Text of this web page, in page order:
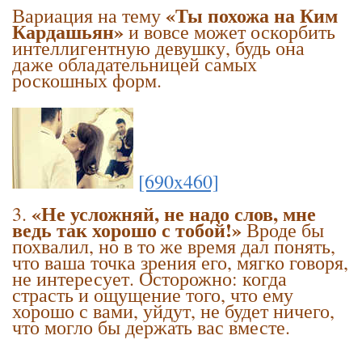
Вариация на тему«Ты похожа на Ким
Кардашьян»и вовсе может оскорбить
интеллигентную девушку, будь она
даже обладательницей самых
роскошных форм.
[690x460]
3. «Не усложняй, не надо слов, мне
ведь так хорошо с тобой!»Вроде бы
похвалил, но в то же время дал понять,
что ваша точка зрения его, мягко говоря,
не интересует. Осторожно: когда
страсть и ощущение того, что ему
хорошо с вами, уйдут, не будет ничего,
что могло бы держать вас вместе.